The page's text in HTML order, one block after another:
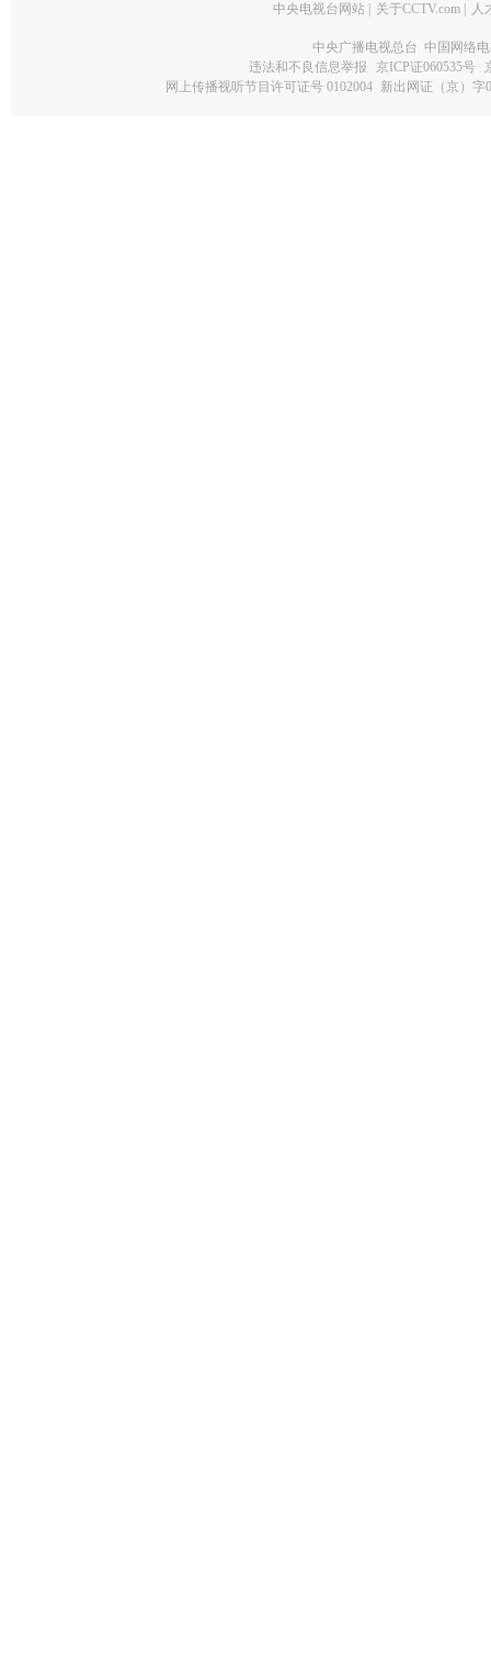
中央电视台网站 关于CCTV.com 人
中央广播电视总台 中国网络
违法和不良信息举报
京ICP证060535号
网上传播视听节目许可证号 0102004 新出网证（京）